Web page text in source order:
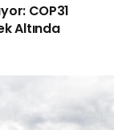
COP31
Altında